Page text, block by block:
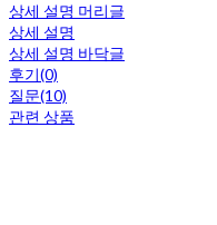
상세 설명 머리글
상세 설명
상세 설명 바닥글
후기(0)
질문(10)
관련 상품